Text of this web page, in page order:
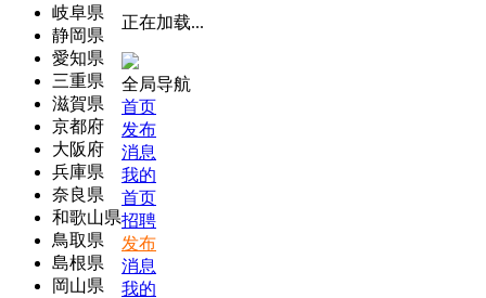
岐阜県
静岡県
愛知県
三重県
滋賀県
京都府
大阪府
兵庫県
奈良県
和歌山県
鳥取県
島根県
岡山県
正在加载...
全局导航
首页
发布
消息
我的
首页
招聘
发布
消息
我的